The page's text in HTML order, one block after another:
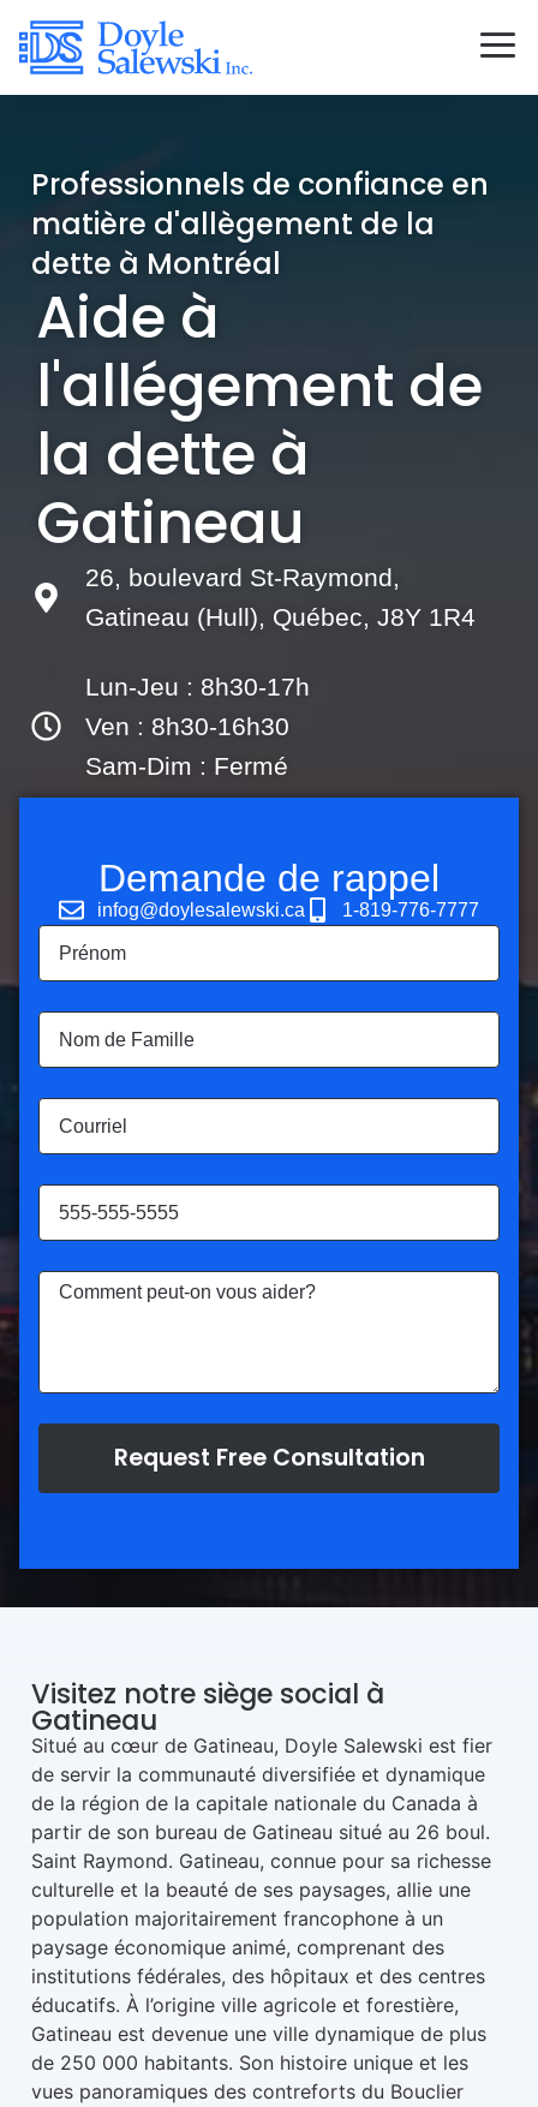
Professionnels de confiance en
matière d'allègement de la
dette à Montréal
Aide à
l'allégement de
la dette à
Gatineau
26, boulevard St-Raymond,
Gatineau (Hull), Québec, J8Y 1R4
Lun-Jeu : 8h30-17h
Ven : 8h30-16h30
Sam-Dim : Fermé
Demande de rappel
infog@doylesalewski.ca 1-819-776-7777
Request Free Consultation
Visitez notre siège social à
Gatineau
Situé au cœur de Gatineau, Doyle Salewski est fier
de servir la communauté diversifiée et dynamique
de la région de la capitale nationale du Canada à
partir de son bureau de Gatineau situé au 26 boul.
Saint Raymond. Gatineau, connue pour sa richesse
culturelle et la beauté de ses paysages, allie une
population majoritairement francophone à un
paysage économique animé, comprenant des
institutions fédérales, des hôpitaux et des centres
éducatifs. À l’origine ville agricole et forestière,
Gatineau est devenue une ville dynamique de plus
de 250 000 habitants. Son histoire unique et les
vues panoramiques des contreforts du Bouclier